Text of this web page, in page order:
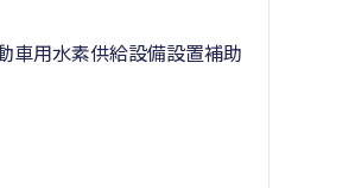
車用水素供給設備設置補助